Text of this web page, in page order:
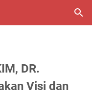
DR.
Visi dan